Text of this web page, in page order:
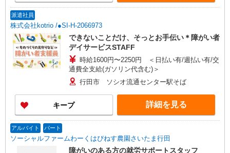
派遣社員
株式会社kotrio /●SI-H-2066973
できないことだけ、そっとお手伝い＊障がい者
デイサービスSTAFF
時給1600円〜2250円 ＜日払い有/週払い有/交
通費全支給(ガソリン代含む)＞
行田市 ソシオ流通センター駅そば
キープ 詳細を見る
アルバイト パート
ソーシャルファームわーくはぴねす農園さいたま行田
障がいのある方の就労サポートスタッフ